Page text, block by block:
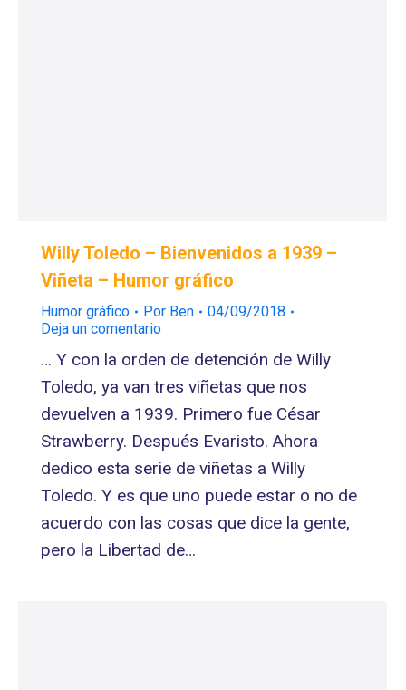
Willy Toledo – Bienvenidos a 1939 –
Viñeta – Humor gráfico
Humor gráfico Por Ben
04/09/2018
Deja un comentario
… Y con la orden de detención de Willy
Toledo, ya van tres viñetas que nos
devuelven a 1939. Primero fue César
Strawberry. Después Evaristo. Ahora
dedico esta serie de viñetas a Willy
Toledo. Y es que uno puede estar o no de
acuerdo con las cosas que dice la gente,
pero la Libertad de…